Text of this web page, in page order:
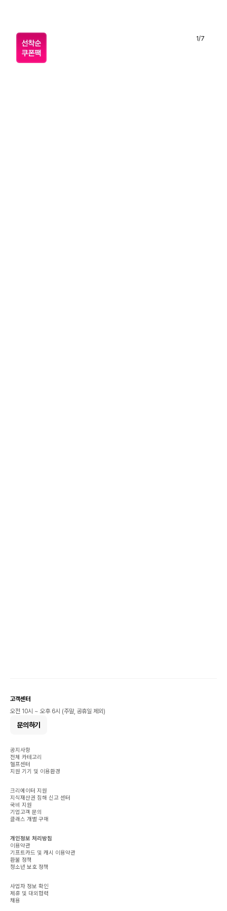
1/7
고객센터
오전 10시 ~ 오후 6시 (주말, 공휴일 제외)
문의하기
공지사항
전체 카테고리
헬프센터
지원 기기 및 이용환경
크리에이터 지원
지식재산권 침해 신고 센터
국비 지원
기업고객 문의
클래스 개별 구매
개인정보 처리방침
이용약관
기프트카드 및 캐시 이용약관
환불 정책
청소년 보호 정책
사업자 정보 확인
제휴 및 대외협력
채용